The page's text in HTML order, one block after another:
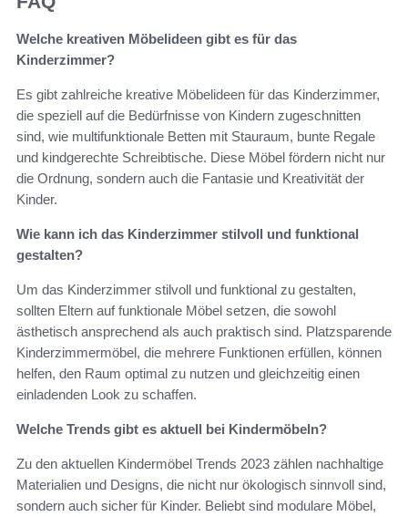
Welche kreativen Möbelideen gibt es für das
Kinderzimmer?
Es gibt zahlreiche kreative Möbelideen für das Kinderzimmer,
die speziell auf die Bedürfnisse von Kindern zugeschnitten
sind, wie multifunktionale Betten mit Stauraum, bunte Regale
und kindgerechte Schreibtische. Diese Möbel fördern nicht nur
die Ordnung, sondern auch die Fantasie und Kreativität der
Kinder.
Wie kann ich das Kinderzimmer stilvoll und funktional
gestalten?
Um das Kinderzimmer stilvoll und funktional zu gestalten,
sollten Eltern auf funktionale Möbel setzen, die sowohl
ästhetisch ansprechend als auch praktisch sind. Platzsparende
Kinderzimmermöbel, die mehrere Funktionen erfüllen, können
helfen, den Raum optimal zu nutzen und gleichzeitig einen
einladenden Look zu schaffen.
Welche Trends gibt es aktuell bei Kindermöbeln?
Zu den aktuellen Kindermöbel Trends 2023 zählen nachhaltige
Materialien und Designs, die nicht nur ökologisch sinnvoll sind,
sondern auch sicher für Kinder. Beliebt sind modulare Möbel,